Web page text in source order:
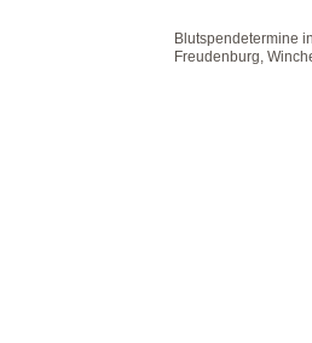
Blutspendetermine
Freudenburg,